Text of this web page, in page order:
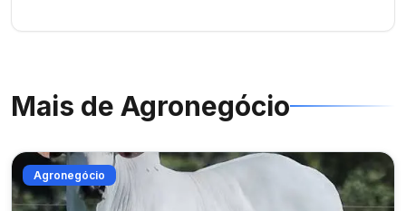
Mais de Agronegócio
Agronegócio